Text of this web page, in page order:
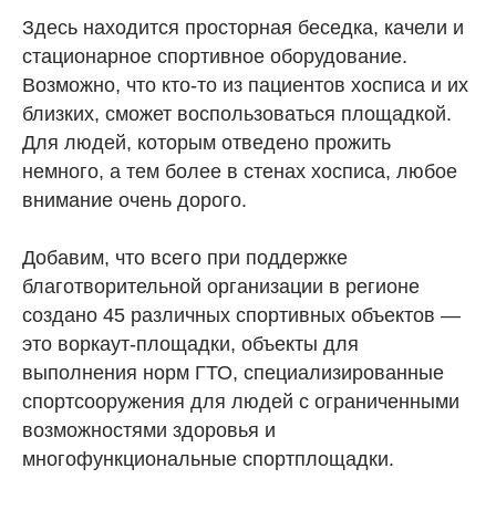
Здесь находится просторная беседка, качели и
стационарное спортивное оборудование.
Возможно, что кто-то из пациентов хосписа и их
близких, сможет воспользоваться площадкой.
Для людей, которым отведено прожить
немного, а тем более в стенах хосписа, любое
внимание очень дорого.
Добавим, что всего при поддержке
благотворительной организации в регионе
создано 45 различных спортивных объектов —
это воркаут-площадки, объекты для
выполнения норм ГТО, специализированные
спортсооружения для людей с ограниченными
возможностями здоровья и
многофункциональные спортплощадки.